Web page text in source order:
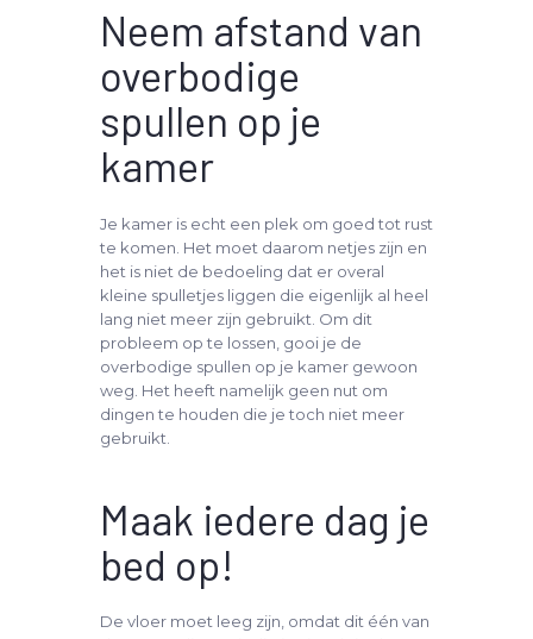
Neem afstand van
overbodige
spullen op je
kamer
Je kamer is echt een plek om goed tot rust
te komen. Het moet daarom netjes zijn en
het is niet de bedoeling dat er overal
kleine spulletjes liggen die eigenlijk al heel
lang niet meer zijn gebruikt. Om dit
probleem op te lossen, gooi je de
overbodige spullen op je kamer gewoon
weg. Het heeft namelijk geen nut om
dingen te houden die je toch niet meer
gebruikt.
Maak iedere dag je
bed op!
De vloer moet leeg zijn, omdat dit één van